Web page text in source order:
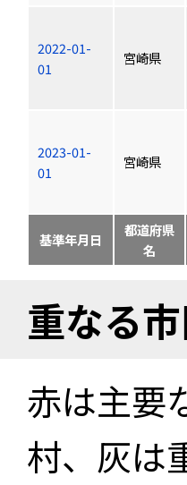
2022-01-
01
宮崎県
2023-01-
01
宮崎県
基準年月日
都道府県
名
重なる
赤は主要
村、灰は